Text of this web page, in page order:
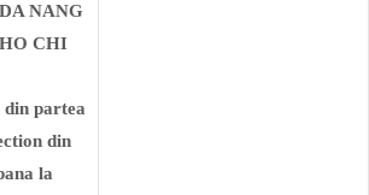
NANG
CHI
partea
din
la